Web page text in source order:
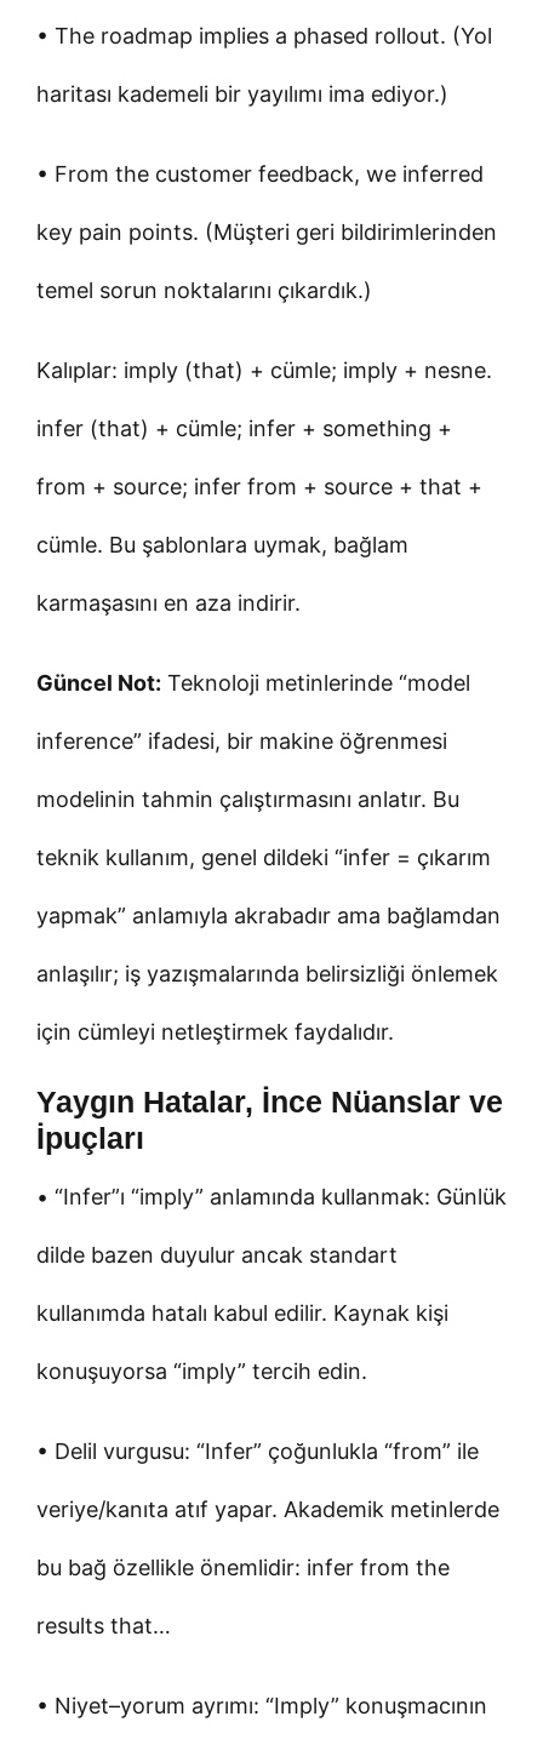
• The roadmap implies a phased rollout. (Yol
haritası kademeli bir yayılımı ima ediyor.)
• From the customer feedback, we inferred
key pain points. (Müşteri geri bildirimlerinden
temel sorun noktalarını çıkardık.)
Kalıplar: imply (that) + cümle; imply + nesne.
infer (that) + cümle; infer + something +
from + source; infer from + source + that +
cümle. Bu şablonlara uymak, bağlam
karmaşasını en aza indirir.
Güncel Not: Teknoloji metinlerinde “model
inference” ifadesi, bir makine öğrenmesi
modelinin tahmin çalıştırmasını anlatır. Bu
teknik kullanım, genel dildeki “infer = çıkarım
yapmak” anlamıyla akrabadır ama bağlamdan
anlaşılır; iş yazışmalarında belirsizliği önlemek
için cümleyi netleştirmek faydalıdır.
Yaygın Hatalar, İnce Nüanslar ve
İpuçları
• “Infer”ı “imply” anlamında kullanmak: Günlük
dilde bazen duyulur ancak standart
kullanımda hatalı kabul edilir. Kaynak kişi
konuşuyorsa “imply” tercih edin.
• Delil vurgusu: “Infer” çoğunlukla “from” ile
veriye/kanıta atıf yapar. Akademik metinlerde
bu bağ özellikle önemlidir: infer from the
results that…
• Niyet–yorum ayrımı: “Imply” konuşmacının